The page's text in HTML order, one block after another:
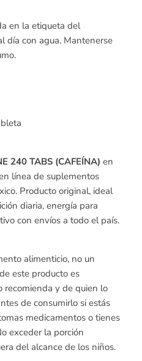
en la etiqueta del
día con agua. Mantenerse
240 TABS (CAFEÍNA) en
línea de suplementos
Producto original, ideal
diaria, energía para
con envíos a todo el país.
alimenticio, no un
este producto es
recomienda y de quien lo
de consumirlo si estás
medicamentos o tienes
exceder la porción
del alcance de los niños.